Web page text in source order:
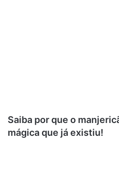
Saiba por que o
mágica que já existiu!